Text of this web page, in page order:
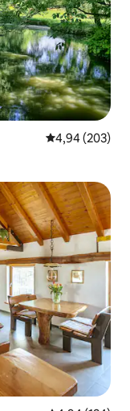
4,94 (203)